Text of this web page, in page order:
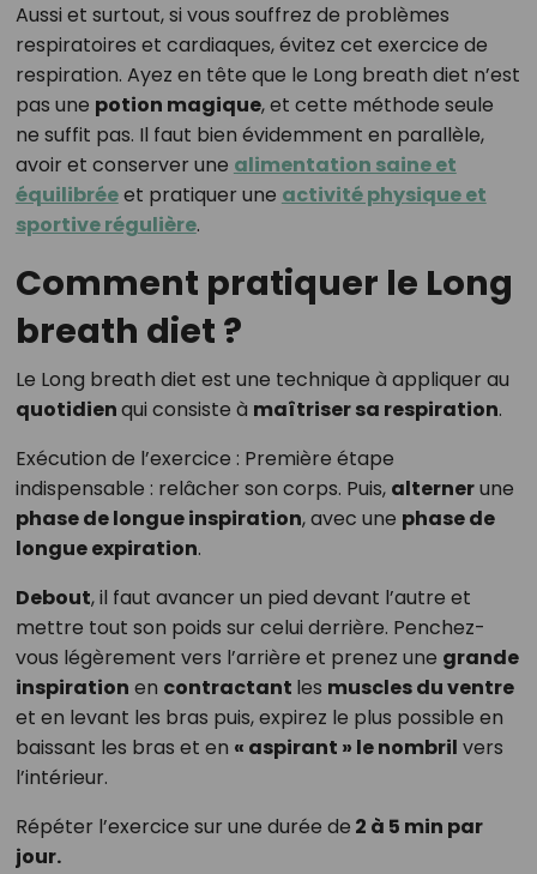
Aussi et surtout, si vous souffrez de problèmes
respiratoires et cardiaques, évitez cet exercice de
respiration. Ayez en tête que le Long breath diet n’est
pas une potion magique, et cette méthode seule
ne suffit pas. Il faut bien évidemment en parallèle,
avoir et conserver une alimentation saine et
équilibréeet pratiquer une activité physique et
sportive régulière.
Comment pratiquer le Long
breath diet ?
Le Long breath diet est une technique à appliquer au
quotidienqui consiste à maîtriser sa respiration.
Exécution de l’exercice : Première étape
indispensable : relâcher son corps. Puis, alternerune
phase de longue inspiration, avec une phase de
longue expiration.
Debout, il faut avancer un pied devant l’autre et
mettre tout son poids sur celui derrière. Penchez-
vous légèrement vers l’arrière et prenez une grande
inspiration en contractant les muscles du ventre
et en levant les bras puis, expirez le plus possible en
baissant les bras et en « aspirant » le nombril vers
l’intérieur.
Répéter l’exercice sur une durée de 2 à 5 min par
jour.